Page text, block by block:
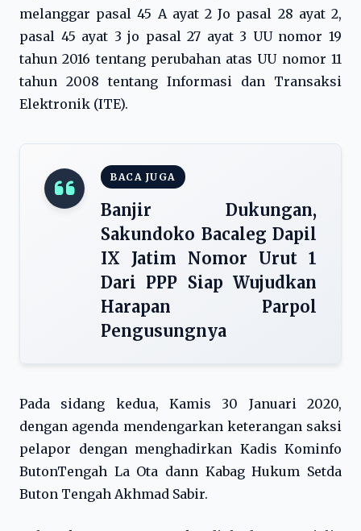
melanggar pasal 45 A ayat 2 Jo pasal 28 ayat 2,
pasal 45 ayat 3 jo pasal 27 ayat 3 UU nomor 19
tahun 2016 tentang perubahan atas UU nomor 11
tahun 2008 tentang Informasi dan Transaksi
Elektronik (ITE).
BACA JUGA
Banjir Dukungan,
Sakundoko Bacaleg Dapil
IX Jatim Nomor Urut 1
Dari PPP Siap Wujudkan
Harapan Parpol
Pengusungnya
Pada sidang kedua, Kamis 30 Januari 2020,
dengan agenda mendengarkan keterangan saksi
pelapor dengan menghadirkan Kadis Kominfo
ButonTengah La Ota dann Kabag Hukum Setda
Buton Tengah Akhmad Sabir.